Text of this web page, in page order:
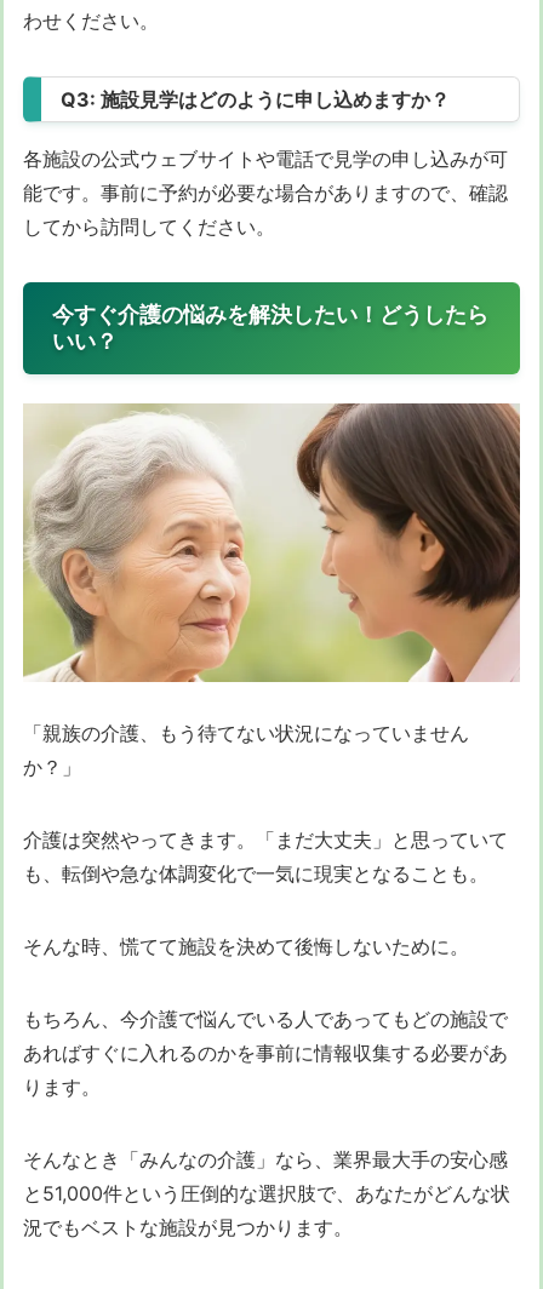
わせください。
Q3: 施設見学はどのように申し込めますか？
各施設の公式ウェブサイトや電話で見学の申し込みが可
能です。事前に予約が必要な場合がありますので、確認
してから訪問してください。
今すぐ介護の悩みを解決したい！どうしたら
いい？
「親族の介護、もう待てない状況になっていません
か？」
介護は突然やってきます。「まだ大丈夫」と思っていて
も、転倒や急な体調変化で一気に現実となることも。
そんな時、慌てて施設を決めて後悔しないために。
もちろん、今介護で悩んでいる人であってもどの施設で
あればすぐに入れるのかを事前に情報収集する必要があ
ります。
そんなとき「みんなの介護」なら、業界最大手の安心感
と51,000件という圧倒的な選択肢で、あなたがどんな状
況でもベストな施設が見つかります。